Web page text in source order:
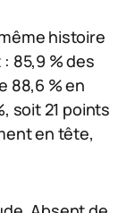
histoire
85,9 % des
88,6 % en
soit 21 points
en tête,